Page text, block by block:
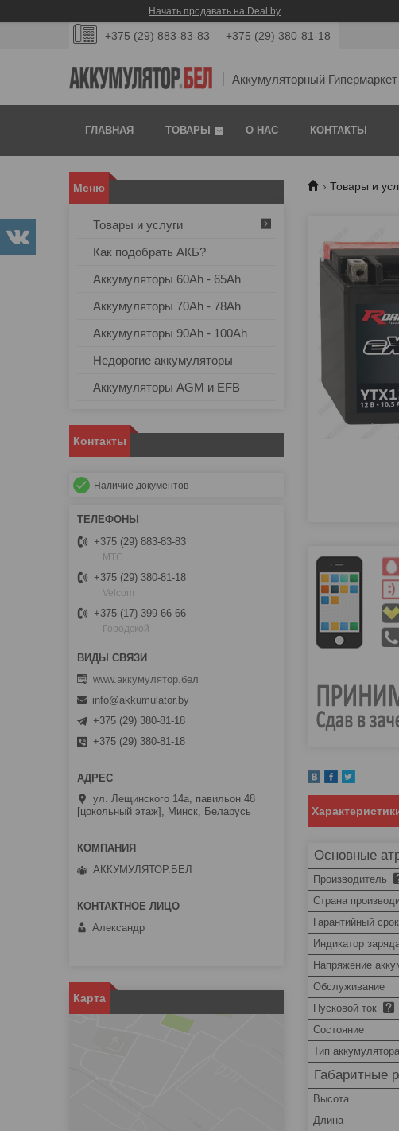
Начать продавать на Deal.by
+375 (29) 883-83-83 +375 (29) 380-81-18
Аккумуляторный Гипермаркет
ГЛАВНАЯ ТОВАРЫ О НАС КОНТАКТЫ
Товары и
Основные
Производитель
Страна
Гарантийный срок
Индикатор
Напряжение
Обслуживание
Пусковой ток
Состояние
Тип аккумулятора
Габаритные
Высота
Длина
Товары и услуги
Как подобрать АКБ?
Аккумуляторы 60Ah - 65Ah
Аккумуляторы 70Ah - 78Ah
Аккумуляторы 90Ah - 100Ah
Недорогие аккумуляторы
Аккумуляторы AGM и EFB
Контакты
Наличие документов
+375 (29) 883-83-83
МТС
+375 (29) 380-81-18
Velcom
+375 (17) 399-66-66
Городской
www.аккумулятор.бел
info@akkumulator.by
+375 (29) 380-81-18
+375 (29) 380-81-18
ул. Лещинского 14а, павильон 48
[цокольный этаж], Минск, Беларусь
АККУМУЛЯТОР.БЕЛ
Александр
Карта